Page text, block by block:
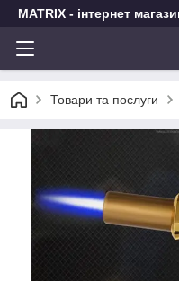
MATRIX - інтернет
Товари та послуги